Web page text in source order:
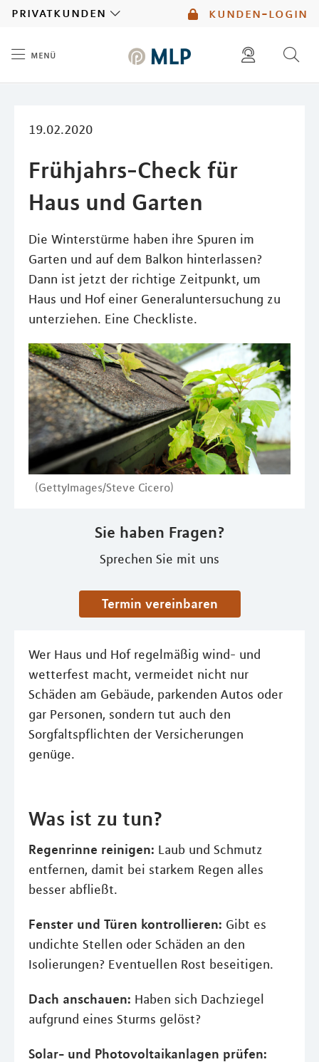
kunden-login
privatkunden
menü
19.02.2020
Frühjahrs-Check für
Haus und Garten
Die Winterstürme haben ihre Spuren im
Garten und auf dem Balkon hinterlassen?
Dann ist jetzt der richtige Zeitpunkt, um
Haus und Hof einer Generaluntersuchung zu
unterziehen. Eine Checkliste.
(GettyImages/Steve Cicero)
Sie haben Fragen?
Sprechen Sie mit uns
Termin vereinbaren
Wer Haus und Hof regelmäßig wind- und
wetterfest macht, vermeidet nicht nur
Schäden am Gebäude, parkenden Autos oder
gar Personen, sondern tut auch den
Sorgfaltspflichten der Versicherungen
genüge.
Was ist zu tun?
Regenrinne reinigen: Laub und Schmutz
entfernen, damit bei starkem Regen alles
besser abfließt.
Fenster und Türen kontrollieren: Gibt es
undichte Stellen oder Schäden an den
Isolierungen? Eventuellen Rost beseitigen.
Dach anschauen: Haben sich Dachziegel
aufgrund eines Sturms gelöst?
Solar- und Photovoltaikanlagen prüfen: